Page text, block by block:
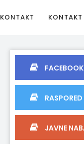
KONTAKT KONTAKT
FACEBOOK
JAVNE